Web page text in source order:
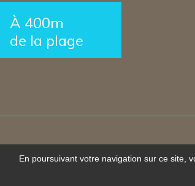
À 400m
de la plage
En poursuivant votre navigation sur ce site,